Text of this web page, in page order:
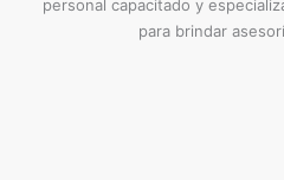
personal capacitado y
para brindar